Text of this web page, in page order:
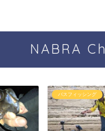
NABRA
シング